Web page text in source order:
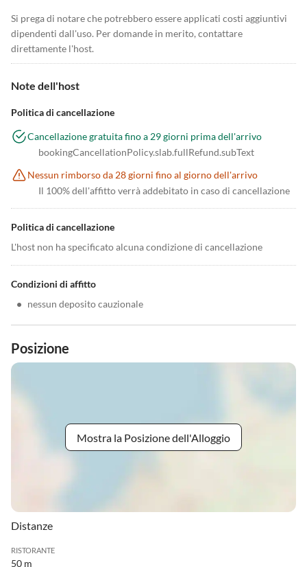
Si prega di notare che potrebbero essere applicati costi aggiuntivi
dipendenti dall'uso. Per domande in merito, contattare
direttamente l'host.
Note dell'host
Politica di cancellazione
Cancellazione gratuita fino a 29 giorni prima dell'arrivo
bookingCancellationPolicy.slab.fullRefund.subText
Nessun rimborso da 28 giorni fino al giorno dell'arrivo
Il 100% dell'affitto verrà addebitato in caso di cancellazione
Politica di cancellazione
L'host non ha specificato alcuna condizione di cancellazione
Condizioni di affitto
• nessun deposito cauzionale
Posizione
Mostra la Posizione dell'Alloggio
Distanze
RISTORANTE
50 m